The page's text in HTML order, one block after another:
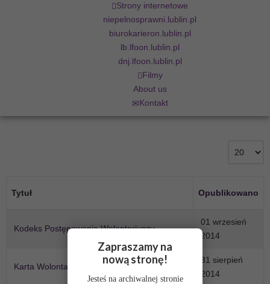
Strony internetowe
niepelnosprawni.lublin.pl
biurokarieron.lublin.pl
lb.lfoon.lublin.pl
dnj.lfoon.lublin.pl
Filmy
About us
Kontakt
Tytuł Opublikowano
Kodeks Postępowania Wolontariuszy
01 wrzesień
2014
Karta Wolontariusza Fundacji
31 sierpień
2014
Zapraszamy na
nową stronę!
Jesteś na archiwalnej stronie